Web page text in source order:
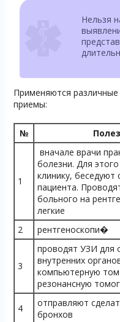
Нельзя
Применяются
приемы:
№
1
вначале врачи
болезни. Для
клинику,
пациента.
больного на
легкие
2
рентгеноскопи�
3
проводят УЗИ для
внутренних
компьютерную
резонансную
4
отправляют
бронхов